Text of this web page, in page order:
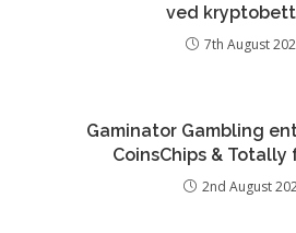
ved
7th August
Gaminator Gambling
CoinsChips & Totally
2nd August